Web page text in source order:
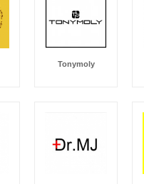
Tonymoly